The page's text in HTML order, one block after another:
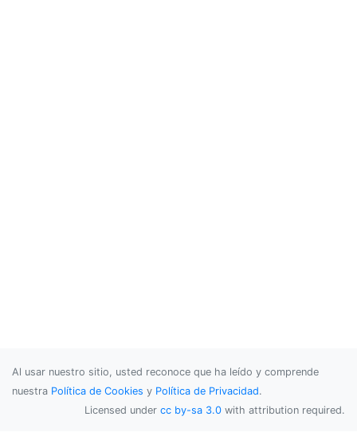
Al usar nuestro sitio, usted reconoce que ha leído y comprende
nuestra Política de Cookies y Política de Privacidad.
Licensed under cc by-sa 3.0 with attribution required.